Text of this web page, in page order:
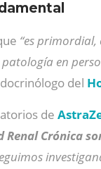
“es
en
del
de
Crónica